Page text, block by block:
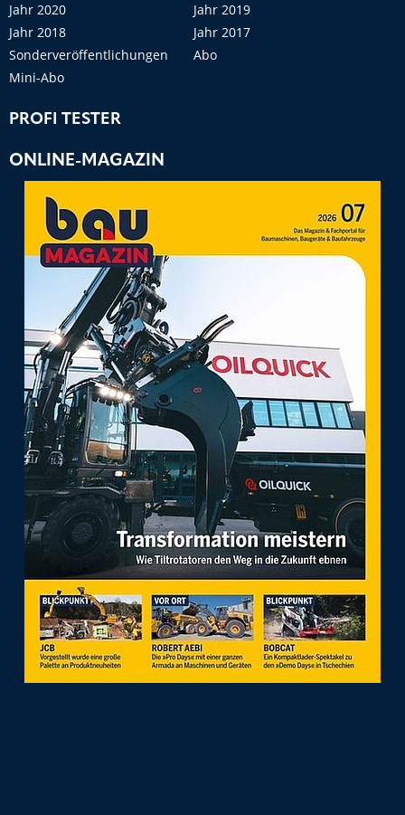
Jahr 2020
Jahr 2019
Jahr 2018
Jahr 2017
Sonderveröffentlichungen
Abo
Mini-Abo
PROFI TESTER
ONLINE-MAGAZIN